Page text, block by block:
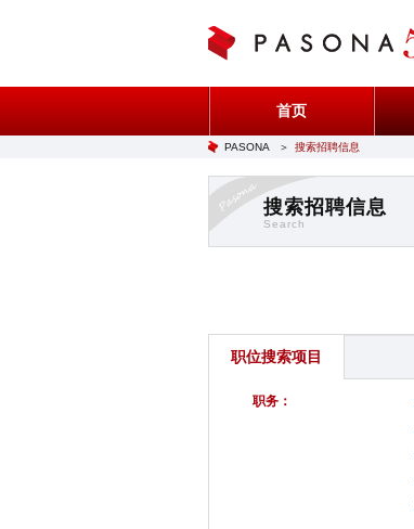
首页
PASONA ＞ 搜索招聘信息
搜索招聘信息
Search
职位搜索项目
职务：